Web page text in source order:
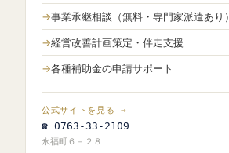
事業承継相談（無料・専門家派遣あり）
経営改善計画策定・伴走支援
各種補助金の申請サポート
公式サイトを見る →
☎ 0763-33-2109
永福町６－２８